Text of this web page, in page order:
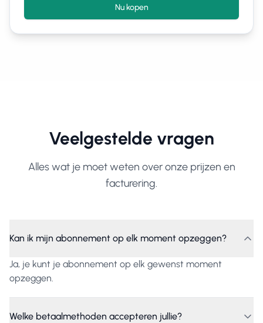
Nu kopen
Veelgestelde vragen
Alles wat je moet weten over onze prijzen en
facturering.
Kan ik mijn abonnement op elk moment opzeggen?
Ja, je kunt je abonnement op elk gewenst moment
opzeggen.
Welke betaalmethoden accepteren jullie?